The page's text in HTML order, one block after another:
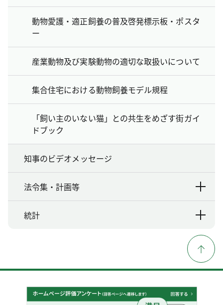
動物愛護・適正飼養の普及啓発標示板・ポスタ
ー
産業動物及び実験動物の適切な取扱いについて
集合住宅における動物飼養モデル規程
「飼い主のいない猫」との共生をめざす街ガイ
ドブック
知事のビデオメッセージ
法令集・計画等
統計